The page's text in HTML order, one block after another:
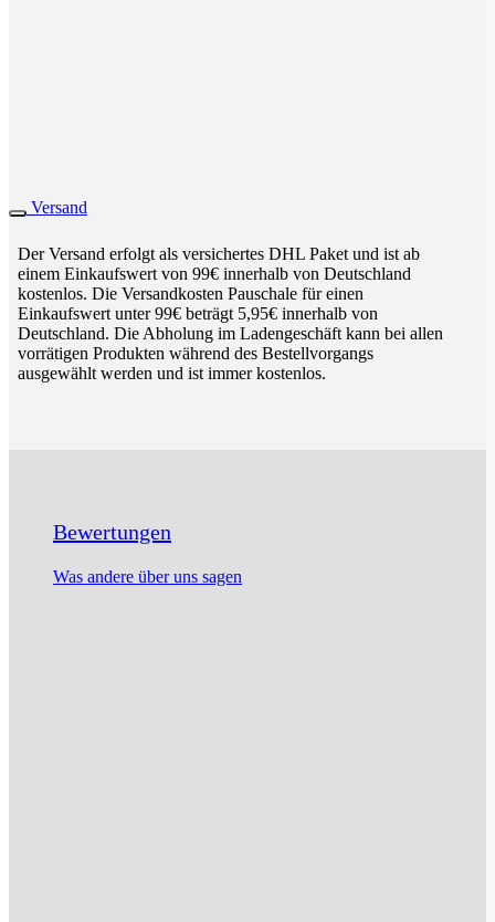
Bewertungen
Was andere über uns sagen
Versand
Der Versand erfolgt als versichertes DHL Paket und ist ab
einem Einkaufswert von 99€ innerhalb von Deutschland
kostenlos. Die Versandkosten Pauschale für einen
Einkaufswert unter 99€ beträgt 5,95€ innerhalb von
Deutschland. Die Abholung im Ladengeschäft kann bei allen
vorrätigen Produkten während des Bestellvorgangs
ausgewählt werden und ist immer kostenlos.